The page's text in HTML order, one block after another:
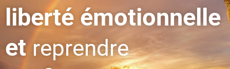
liberté émotionnelle
etreprendre